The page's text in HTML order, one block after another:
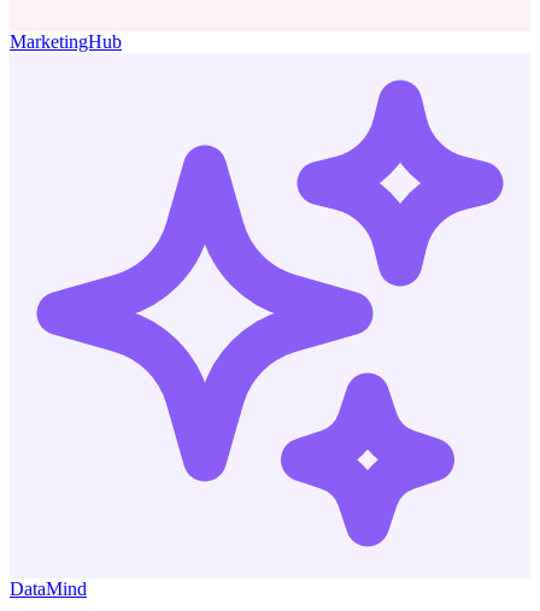
MarketingHub
DataMind